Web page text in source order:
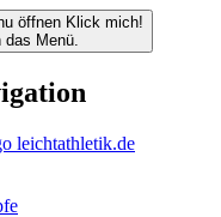
öffnen Klick mich!
das Menü.